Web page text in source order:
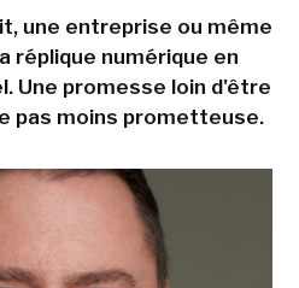
une entreprise ou même
réplique numérique en
Une promesse loin d'être
pas moins prometteuse.